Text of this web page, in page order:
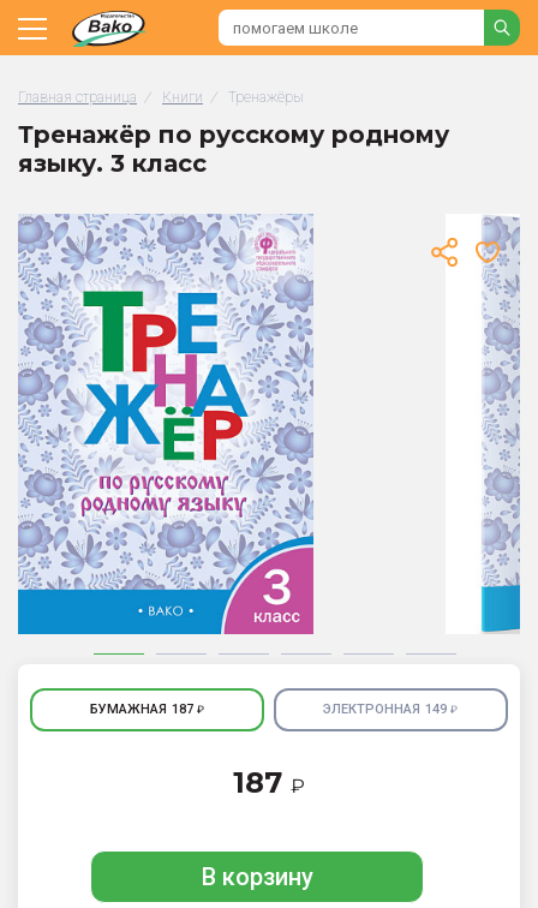
Главная страница / Книги / Тренажёры
Тренажёр по русскому родному
языку. 3 класс
БУМАЖНАЯ 187 ₽ ЭЛЕКТРОННАЯ 149₽
187 ₽
В корзину